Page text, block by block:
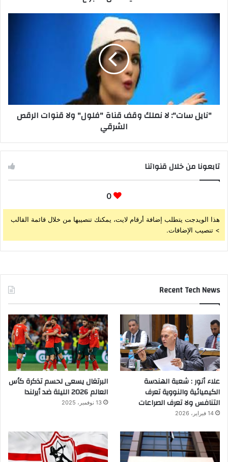
"نايل سات": لا نملك وقف قناة "فلول" ولا قنوات الرقص
الشرقي
تابعونا من خلال قنواتنا
0
هذا الويدجت يتطلب إضافة أرقام لايت، يمكنك تنصيبها من خلال قائمة القالب
> تنصيب الإضافات.
Recent Tech News
علاء أنور : شعبة الهندسة
الكيميائية والنووية تعرف
التنافس ولا تعرف الصراعات
14 فبراير، 2026
البرتغال يسعى لحسم تذكرة كأس
العالم 2026 الليلة ضد أيرلندا
13 نوفمبر، 2025